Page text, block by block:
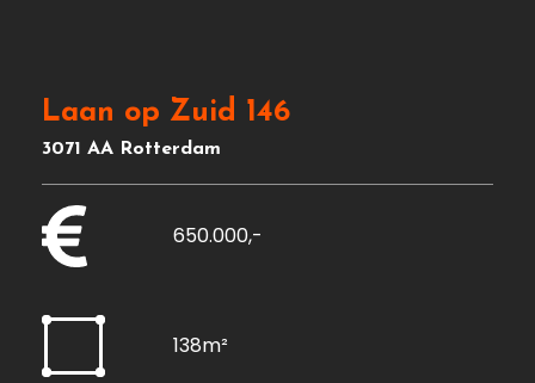
Laan op Zuid 146
3071 AA Rotterdam
650.000,-
138m²